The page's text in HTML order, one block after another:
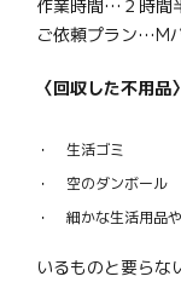
作業時間…２時間
ご依頼プラン…M
〈回収した不用品〉
生活ゴミ
空のダンボール
細かな生活用品
いるものと要らな